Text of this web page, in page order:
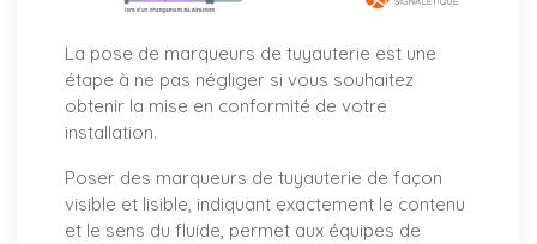
La pose de marqueurs de tuyauterie est une
étape à ne pas négliger si vous souhaitez
obtenir la mise en conformité de votre
installation.
Poser des marqueurs de tuyauterie de façon
visible et lisible, indiquant exactement le contenu
et le sens du fluide, permet aux équipes de